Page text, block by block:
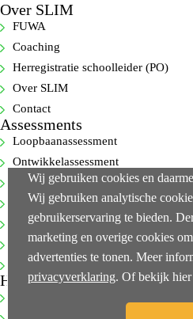
Over SLIM
FUWA
Coaching
Herregistratie schoolleider (PO)
Over SLIM
Contact
Assessments
Loopbaanassessment
Ontwikkelassessment
Selectie-assessment
360-gradenfeedback
Cognitieve capaciteitentest
Executive-assessments
Bekijk alle…
Handige links
Wij gebruiken cookies en
Wij gebruiken analytische
gebruikerservaring te bieden.
marketing en overige cookies
advertenties te tonen. Meer
privacyverklaring. Of bekijk hier